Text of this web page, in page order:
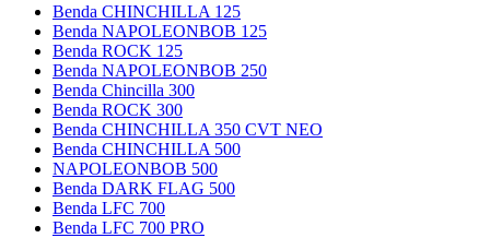
Benda CHINCHILLA 125
Benda NAPOLEONBOB 125
Benda ROCK 125
Benda NAPOLEONBOB 250
Benda Chincilla 300
Benda ROCK 300
Benda CHINCHILLA 350 CVT NEO
Benda CHINCHILLA 500
NAPOLEONBOB 500
Benda DARK FLAG 500
Benda LFC 700
Benda LFC 700 PRO